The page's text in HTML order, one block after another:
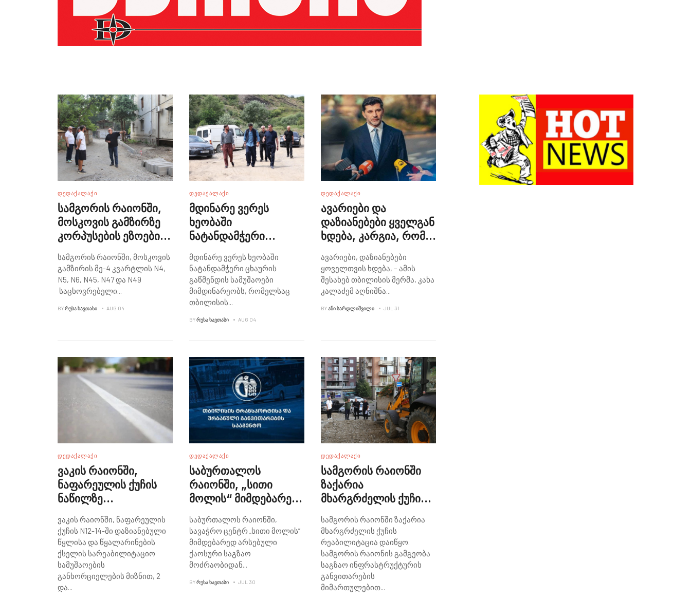
ᲓᲔᲓᲐᲥᲐᲚᲐᲥᲘ
სამგორის რაიონში,
მოსკოვის გამზირზე
კორპუსების ეზოების
კეთილმოწყობა
გრძელდება
სამგორის რაიონში, მოსკოვის
გამზირის მე-4 კვარტლის N4,
N5, N6, N45, N47 და N49
საცხოვრებელი...
BYᲠᲣᲡᲐ ᲮᲐᲕᲗᲐᲡᲘ AUG 04
ᲓᲔᲓᲐᲥᲐᲚᲐᲥᲘ
მდინარე ვერეს
ხეობაში
ნატანდამჭერი
ცხაურები იწმინდება
მდინარე ვერეს ხეობაში
ნატანდამჭერი ცხაურის
გაწმენდის სამუშაოები
მიმდინარეობს, რომელსაც
თბილისის...
BYᲠᲣᲡᲐ ᲮᲐᲕᲗᲐᲡᲘ AUG 04
ᲓᲔᲓᲐᲥᲐᲚᲐᲥᲘ
ავარიები და
დაზიანებები ყველგან
ხდება, კარგია, რომ
შესაბამისი
რეაგირება
დროულად მოხდა -
კახა კალაძე
ავარიები, დაზიანებები
ყოველთვის ხდება, – ამის
შესახებ თბილისის მერმა, კახა
კალაძემ აღნიშნა...
BYᲐᲜᲘ ᲡᲐᲠᲓᲚᲘᲨᲕᲘᲚᲘ JUL 31
ᲓᲔᲓᲐᲥᲐᲚᲐᲥᲘ
ვაკის რაიონში,
ნაფარეულის ქუჩის
ნაწილზე
სატრანსპორტო
საშუალებების
გადაადგილება
დროებით
შეიზღუდება
ვაკის რაიონში, ნაფარეულის
ქუჩის N12-14-ში დაზიანებული
წყლისა და წყალარინების
ქსელის სარეაბილიტაციო
სამუშაოების
განხორციელების მიზნით, 2
და...
ᲓᲔᲓᲐᲥᲐᲚᲐᲥᲘ
საბურთალოს
რაიონში, „სითი
მოლის“ მიმდებარედ
ტრანსპორტის
გადაადგილების
ახალი სქემა
შემუშავდა
საბურთალოს რაიონში,
სავაჭრო ცენტრ „სითი მოლის“
მიმდებარედ არსებული
ქაოსური საგზაო
მოძრაობიდან...
BYᲠᲣᲡᲐ ᲮᲐᲕᲗᲐᲡᲘ JUL 30
ᲓᲔᲓᲐᲥᲐᲚᲐᲥᲘ
სამგორის რაიონში
ზაქარია
მხარგრძელის ქუჩის
რეაბილიტაცია
დაიწყო
სამგორის რაიონში ზაქარია
მხარგრძელის ქუჩის
რეაბილიტაცია დაიწყო.
სამგორის რაიონის გამგეობა
საგზაო ინფრასტრუქტურის
განვითარების
მიმართულებით...